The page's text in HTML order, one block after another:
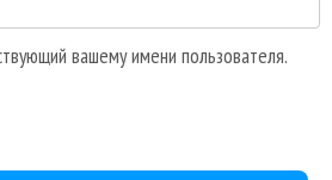
вашему имени пользователя.